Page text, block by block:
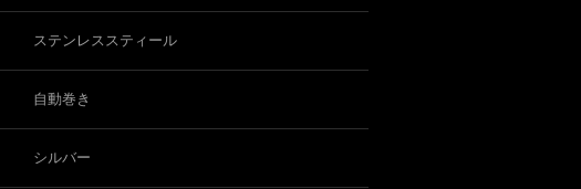
ステンレススティール
自動巻き
シルバー